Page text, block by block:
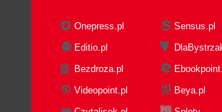
Adresy stron z motywami dla
(154)
Organizacja ikon na pasku
Zmiana podstawowych elementów
wiadomości (159)
Onepress.pl
Sensus.pl
Editio.pl
Bezdroza.pl
Videopoint.pl
Beya.pl